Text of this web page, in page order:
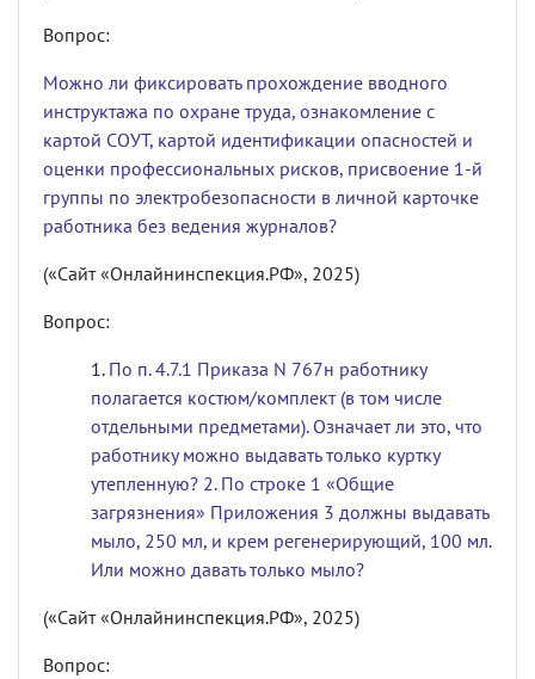
Вопрос:
Можно ли фиксировать прохождение вводного
инструктажа по охране труда, ознакомление с
картой СОУТ, картой идентификации опасностей и
оценки профессиональных рисков, присвоение 1-й
группы по электробезопасности в личной карточке
работника без ведения журналов?
(«Сайт «Онлайнинспекция.РФ», 2025)
Вопрос:
По п. 4.7.1 Приказа N 767н работнику
полагается костюм/комплект (в том числе
отдельными предметами). Означает ли это, что
работнику можно выдавать только куртку
утепленную? 2. По строке 1 «Общие
загрязнения» Приложения 3 должны выдавать
мыло, 250 мл, и крем регенерирующий, 100 мл.
Или можно давать только мыло?
(«Сайт «Онлайнинспекция.РФ», 2025)
Вопрос: